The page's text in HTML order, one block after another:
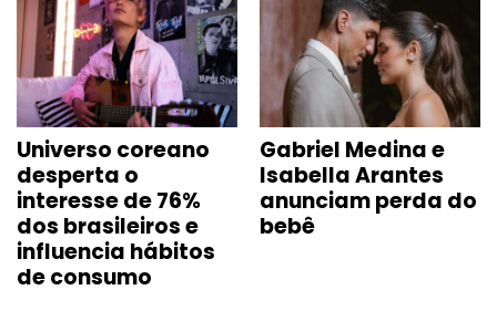
Universo coreano
desperta o
interesse de 76%
dos brasileiros e
influencia hábitos
de consumo
Gabriel Medina e
Isabella Arantes
anunciam perda do
bebê